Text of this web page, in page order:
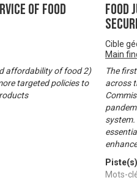
of food
affordability of food 2)
targeted policies to
Food
Cible
Main
The
across
system.
Mots-